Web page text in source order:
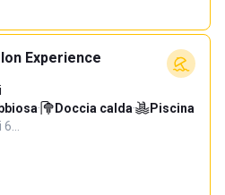
Experience
· Doccia calda·
Piscina